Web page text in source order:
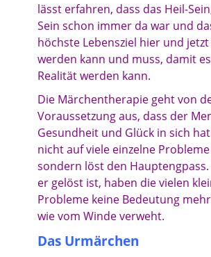
lässt erfahren, dass das Heil-
Sein schon immer da war und
höchste Lebensziel hier und
werden kann und muss, damit
Realität werden kann.
Die Märchentherapie geht von
Voraussetzung aus, dass der
Gesundheit und Glück in sich
nicht auf viele einzelne
sondern löst den
er gelöst ist, haben die vielen
Probleme keine Bedeutung
wie vom Winde verweht.
Das Urmärchen